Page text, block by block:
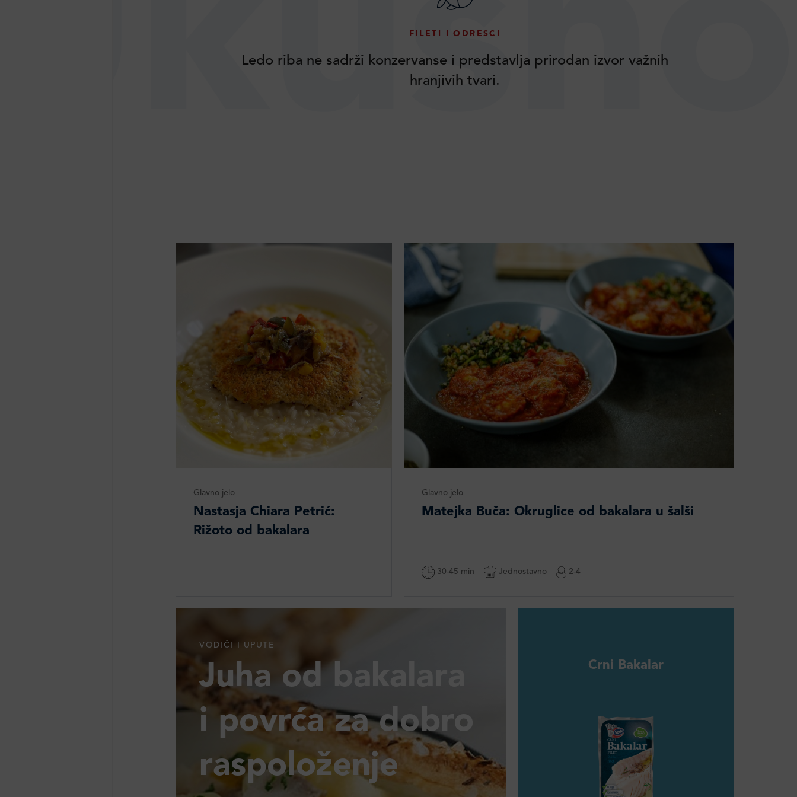
FILETI I ODRESCI
Ledo riba ne sadrži konzervanse i predstavlja prirodan izvor važnih
hranjivih tvari.
Glavno jelo
Nastasja Chiara Petrić:
Rižoto od bakalara
Glavno jelo
Matejka Buča: Okruglice od bakalara u šalši
30-45 min Jednostavno 2-4
VODIČI I UPUTE
Juha od bakalara
i povrća za dobro
raspoloženje
Crni Bakalar